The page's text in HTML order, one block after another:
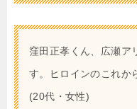
窪田正孝くん、広瀬ア
す。ヒロインのこれか
(20代・女性)